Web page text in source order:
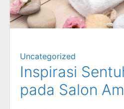
Uncategorized
Inspirasi
pada Salon